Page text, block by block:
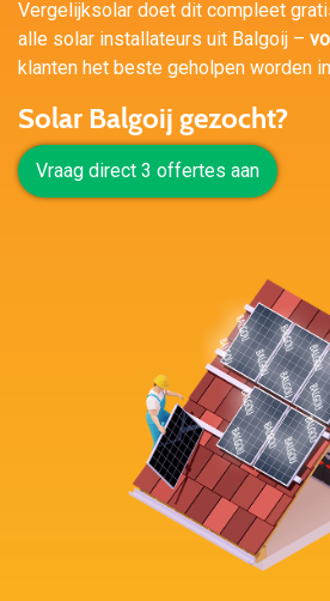
Vergelijksolar doet dit compleet
alle solar installateurs uit Balgoij –
klanten het beste geholpen worden
Solar Balgoij gezocht?
Vraag direct 3 offertes aan